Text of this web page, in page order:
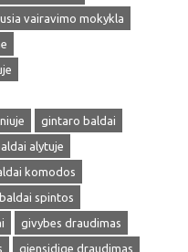
vairavimo mokykla
gintaro baldai
alytuje
komodos
spintos
givybes draudimas
gjensidige draudimas